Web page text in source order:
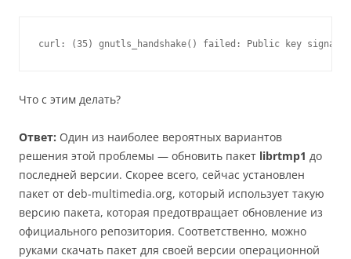
curl: (35) gnutls_handshake() failed: Public key
Что с этим делать?
Ответ: Один из наиболее вероятных вариантов
решения этой проблемы — обновить пакет librtmp1 до
последней версии. Скорее всего, сейчас установлен
пакет от deb-multimedia.org, который использует такую
версию пакета, которая предотвращает обновление из
официального репозитория. Соответственно, можно
руками скачать пакет для своей версии операционной